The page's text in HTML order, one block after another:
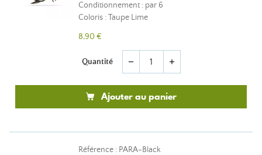
Conditionnement : par 6
Coloris : Taupe Lime
8,90 €
Quantité remove add
Ajouter au panier
Référence : PARA-Black